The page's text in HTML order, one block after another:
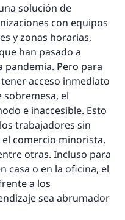
solución de
con equipos
y zonas horarias,
han pasado a
Pero para
acceso inmediato
el
e inaccesible. Esto
trabajadores sin
comercio minorista,
otras. Incluso para
casa o en la oficina, el
a los
sea abrumador